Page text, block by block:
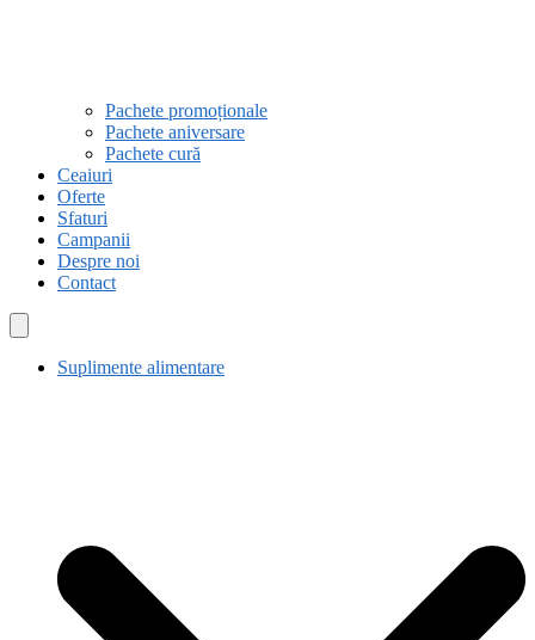
Pachete promoționale
Pachete aniversare
Pachete cură
Ceaiuri
Oferte
Sfaturi
Campanii
Despre noi
Contact
Suplimente alimentare